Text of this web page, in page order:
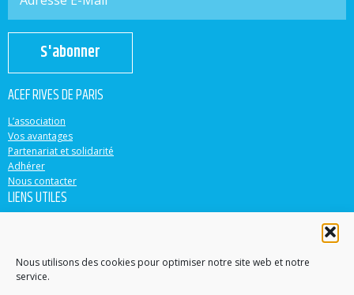
Nous utilisons des cookies pour optimiser notre site web et notre
service.
S'abonner
ACEF RIVES DE PARIS
L’association
Vos avantages
Partenariat et solidarité
Adhérer
Nous contacter
LIENS UTILES